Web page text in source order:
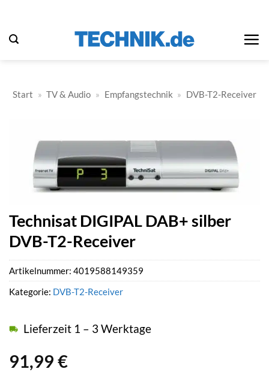
springen
Start » TV & Audio » Empfangstechnik » DVB-T2-Receiver
Technisat DIGIPAL DAB+ silber
DVB-T2-Receiver
91,99 €
Lieferzeit 1 – 3 Werktage
Artikelnummer: 4019588149359
Kategorie: DVB-T2-Receiver